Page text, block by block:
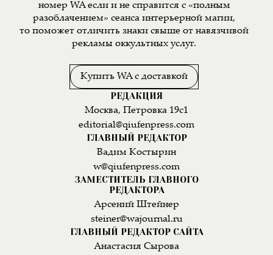
номер WA если и не справится с «полным
разоблачением» сеанса интерьерной магии,
то поможет отличить знаки свыше от навязчивой
рекламы оккультных услуг.
Купить WA с доставкой
РЕДАКЦИЯ
Москва, Петровка 19с1
editorial@qiufenpress.com
ГЛАВНЫЙ РЕДАКТОР
Вадим Костырин
w@qiufenpress.com
ЗАМЕСТИТЕЛЬ ГЛАВНОГО
РЕДАКТОРА
Арсений Штейнер
steiner@wajournal.ru
ГЛАВНЫЙ РЕДАКТОР САЙТА
Анастасия Сырова